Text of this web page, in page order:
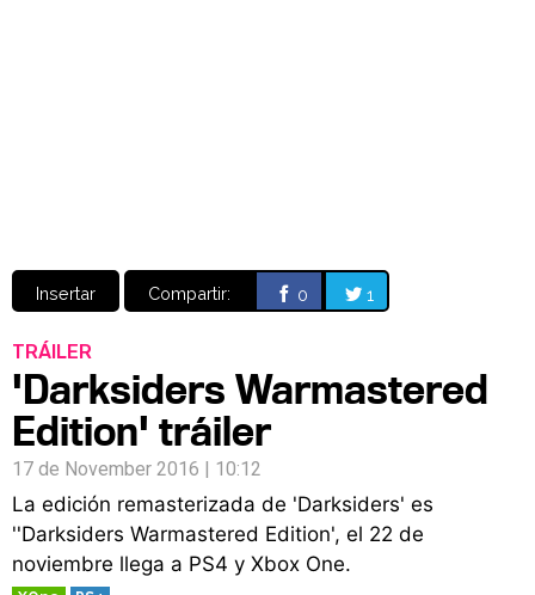
Insertar Compartir: 0 1
TRÁILER
'Darksiders Warmastered
Edition' tráiler
17 de November 2016 | 10:12
La edición remasterizada de 'Darksiders' es
''Darksiders Warmastered Edition', el 22 de
noviembre llega a PS4 y Xbox One.